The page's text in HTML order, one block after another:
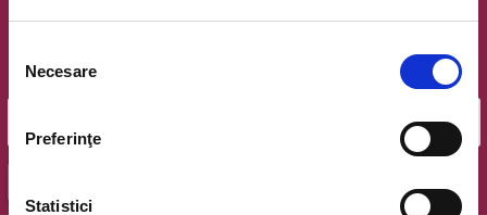
consimțământului
Necesare
Preferinţe
Statistici
Email